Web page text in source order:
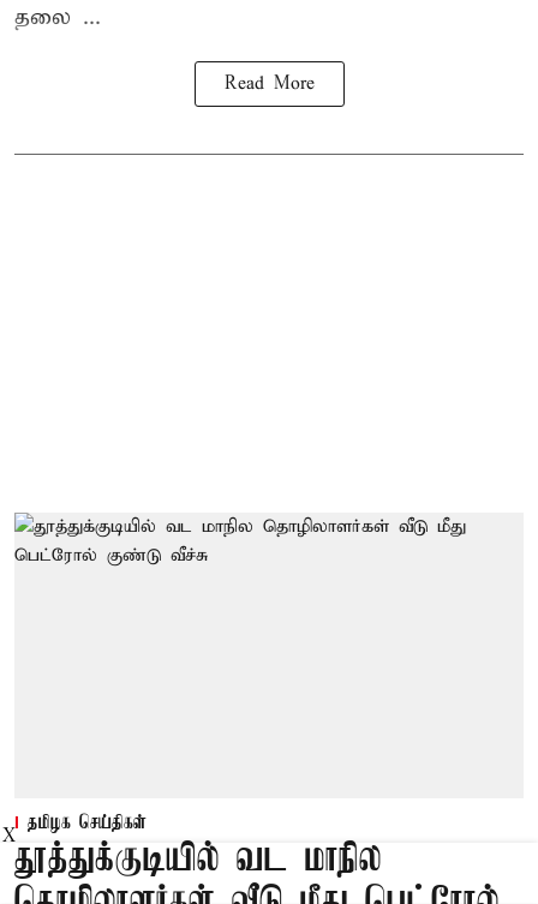
தலை ...
Read More
தமிழக செய்திகள்
தூத்துக்குடியில் வட மாநில
X